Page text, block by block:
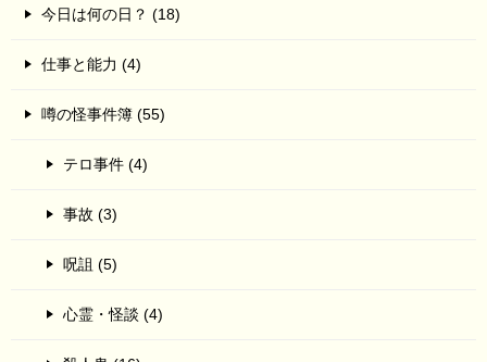
今日は何の日？ (18)
仕事と能力 (4)
噂の怪事件簿 (55)
テロ事件 (4)
事故 (3)
呪詛 (5)
心霊・怪談 (4)